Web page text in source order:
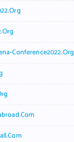
Conference2022.org